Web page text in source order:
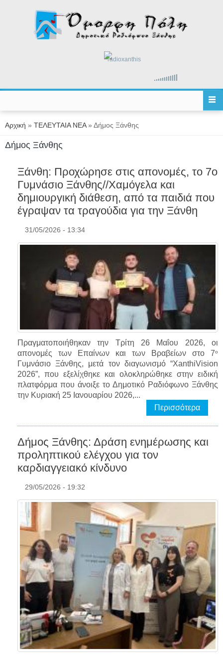
radioxanthis
Είστε εδώ
Αρχική » ΤΕΛΕΥΤΑΙΑ ΝΕΑ» Δήμος Ξάνθης
Δήμος Ξάνθης
Ξάνθη: Προχώρησε στις απονομές, το 7ο
Γυμνάσιο Ξάνθης//Χαμόγελα και
δημιουργική διάθεση, από τα παιδιά που
έγραψαν τα τραγούδια για την Ξάνθη
31/05/2026 - 13:34
Πραγματοποιήθηκαν την Τρίτη 26 Μαΐου 2026, οι
απονομές των Επαίνων και των Βραβείων στο 7ο
Γυμνάσιο Ξάνθης, μετά τον διαγωνισμό “XanthiVision
2026”, που εξελίχθηκε και ολοκληρώθηκε στην ειδική
πλατφόρμα που άνοιξε το Δημοτικό Ραδιόφωνο Ξάνθης
την Κυριακή 25 Ιανουαρίου 2026,...
Περισσότερα
Δήμος Ξάνθης: Δράση ενημέρωσης και
προληπτικού ελέγχου για τον
καρδιαγγειακό κίνδυνο
29/05/2026 - 19:32